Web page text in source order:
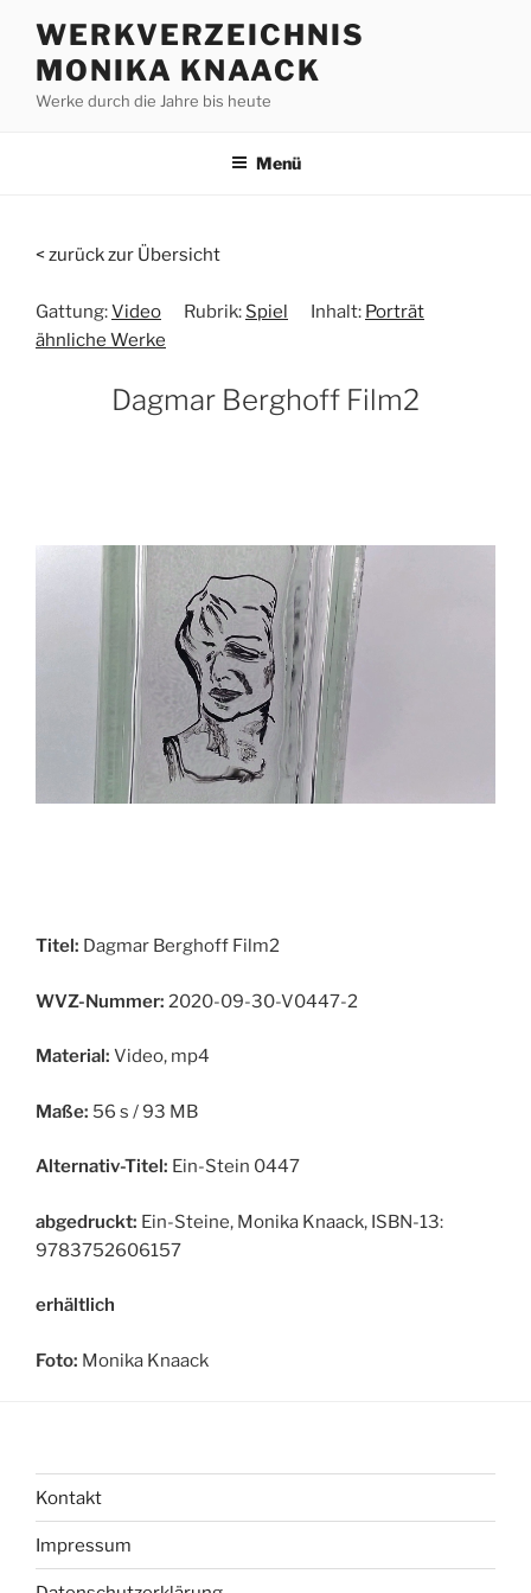
Inhalt
springen
WERKVERZEICHNIS
MONIKA KNAACK
Werke durch die Jahre bis heute
Menü
< zurück zur Übersicht
Gattung:Video Rubrik: Spiel Inhalt: Porträt
ähnliche Werke
Dagmar Berghoff Film2
Titel: Dagmar Berghoff Film2
WVZ-Nummer: 2020-09-30-V0447-2
Material: Video, mp4
Maße: 56 s / 93 MB
Alternativ-Titel: Ein-Stein 0447
abgedruckt: Ein-Steine, Monika Knaack, ISBN-13:
9783752606157
erhältlich
Foto: Monika Knaack
Kontakt
Impressum